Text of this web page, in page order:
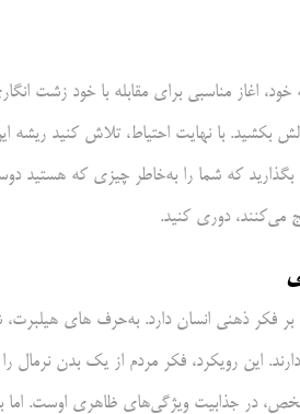
اغاز مناسبی برای مقابله با خود زشت
بکشید. با نهایت احتیاط، تلاش کنید ریشه
بگذارید که شما را به‌خاطر چیزی که هستید
می‌کنند، دوری کنید.
بر فکر ذهنی انسان دارد. به‌حرف های
دارند. این رویکرد، فکر مردم از یک بدن
در جذابیت ویژگی‌های ظاهری اوست. اما